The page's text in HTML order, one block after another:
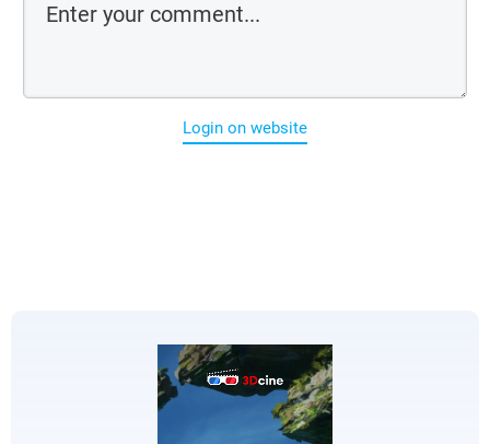
Login on website